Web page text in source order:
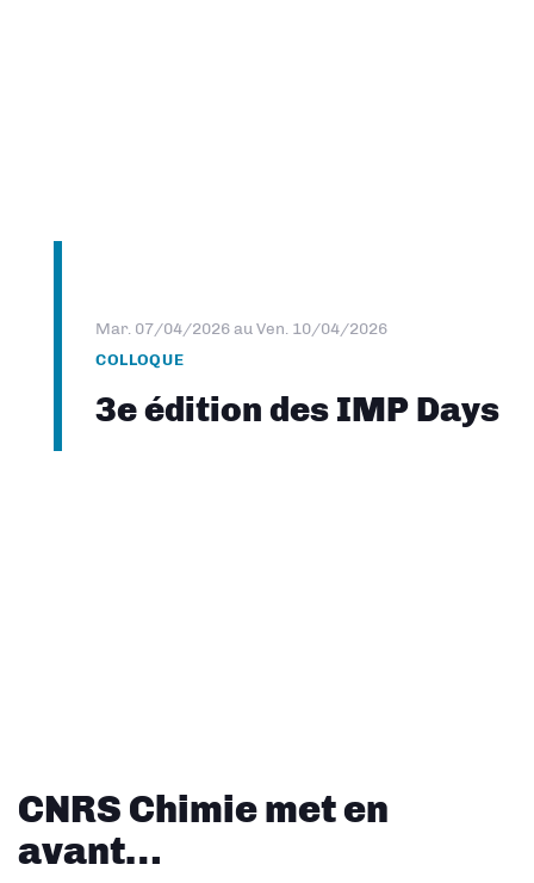
Mar. 07/04/2026au Ven. 10/04/2026
COLLOQUE
3e édition des IMP Days
CNRS Chimie met en
avant…